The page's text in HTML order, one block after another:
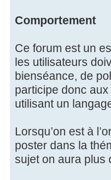
Comportement
Ce forum est un
les utilisateurs
bienséance, de
participe donc
utilisant un
Lorsqu’on est à
poster dans la
sujet on aura plus